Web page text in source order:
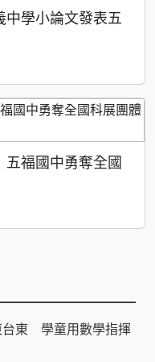
中學小論文發表五
福國中勇奪全國
台東 學童用數學指揮